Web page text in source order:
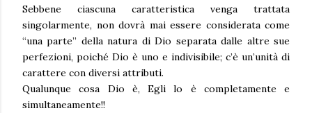
Sebbene ciascuna caratteristica venga trattata
singolarmente, non dovrà mai essere considerata come
“una parte” della natura di Dio separata dalle altre sue
perfezioni, poiché Dio è uno e indivisibile; c’è un’unità di
carattere con diversi attributi.
Qualunque cosa Dio è, Egli lo è completamente e
simultaneamente!!